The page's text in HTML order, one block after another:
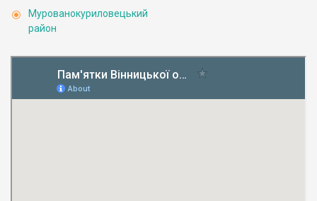
Мурованокуриловецький
район